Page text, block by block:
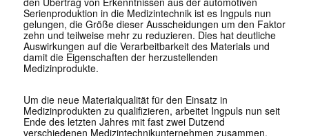
Serienproduktion in die Medizintechnik ist es Ingpuls nun
gelungen, die Größe dieser Ausscheidungen um den Faktor
zehn und teilweise mehr zu reduzieren. Dies hat deutliche
Auswirkungen auf die Verarbeitbarkeit des Materials und
damit die Eigenschaften der herzustellenden
Medizinprodukte.
Um die neue Materialqualität für den Einsatz in
Medizinprodukten zu qualifizieren, arbeitet Ingpuls nun seit
Ende des letzten Jahres mit fast zwei Dutzend
verschiedenen Medizintechnikunternehmen zusammen.